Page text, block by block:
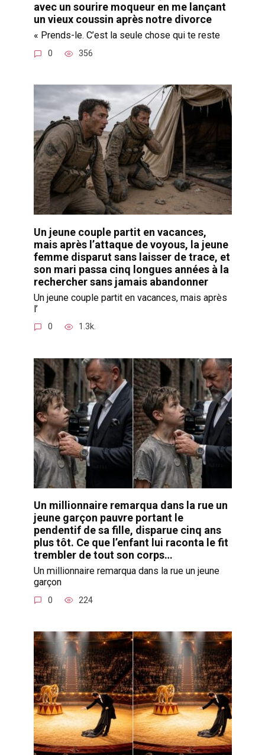
avec un sourire moqueur en me lançant
un vieux coussin après notre divorce
« Prends-le. C’est la seule chose qui te reste
0 356
Un jeune couple partit en vacances,
mais après l’attaque de voyous, la jeune
femme disparut sans laisser de trace, et
son mari passa cinq longues années à la
rechercher sans jamais abandonner
Un jeune couple partit en vacances, mais après
l’
0 1.3k.
Un millionnaire remarqua dans la rue un
jeune garçon pauvre portant le
pendentif de sa fille, disparue cinq ans
plus tôt. Ce que l’enfant lui raconta le fit
trembler de tout son corps…
Un millionnaire remarqua dans la rue un jeune
garçon
0 224